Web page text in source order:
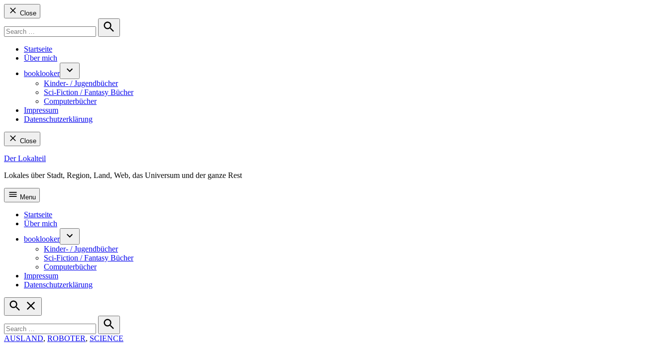
Close
for:
Search
Startseite
Über mich
booklooker
Kinder- / Jugendbücher
Sci-Fiction / Fantasy Bücher
Computerbücher
Impressum
Datenschutzerklärung
Close
Skip
content
Der Lokalteil
Lokales über Stadt, Region, Land, Web, das Universum und der ganze Rest
Menu
Startseite
Über mich
booklooker
Kinder- / Jugendbücher
Sci-Fiction / Fantasy Bücher
Computerbücher
Impressum
Datenschutzerklärung
Open
Search
for:
Search
POSTED
AUSLAND, ROBOTER, SCIENCE